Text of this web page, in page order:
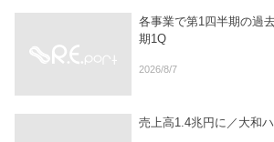
各事業で第1四半期の過
期1Q
2026/8/7
売上高1.4兆円に／大和